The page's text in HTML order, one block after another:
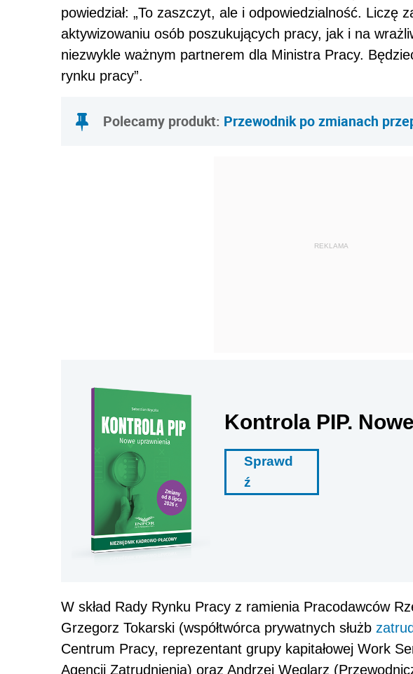
powiedział: „To zaszczyt, ale i odpowiedzialność. Liczę
aktywizowaniu osób poszukujących pracy, jak i na
niezwykle ważnym partnerem dla Ministra Pracy.
rynku pracy”.
Polecamy produkt: Przewodnik po zmianach
REKLAMA
Kontrola PIP.
Sprawd
ź
W skład Rady Rynku Pracy z ramienia Pracodawców
Grzegorz Tokarski (współtwórca prywatnych służb
Centrum Pracy, reprezentant grupy kapitałowej Work
Agencji Zatrudnienia) oraz Andrzej Węglarz